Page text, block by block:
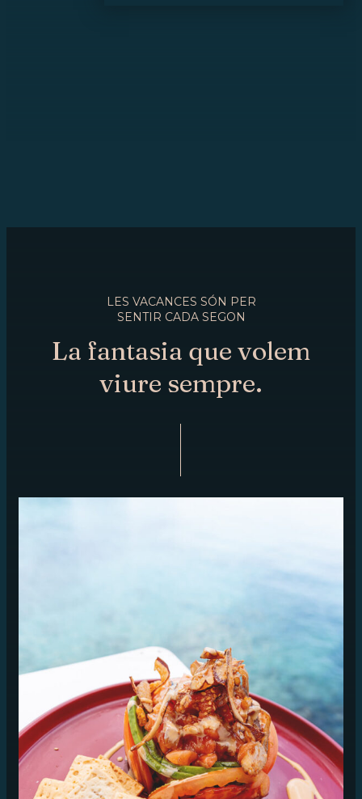
LES VACANCES SÓN PER
SENTIR CADA SEGON
La fantasia que volem
viure sempre.